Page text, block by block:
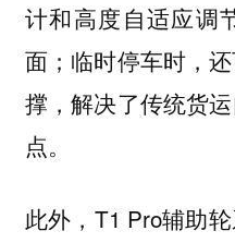
计和高度自适应调
面；临时停车时，
撑，解决了传统货
点。
此外，T1 Pro辅助